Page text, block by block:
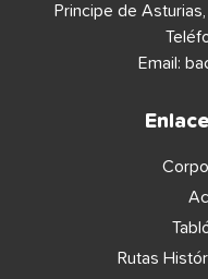
Principe de Asturias,
Email:
Rutas